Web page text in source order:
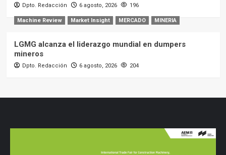
Dpto. Redacción 6 agosto, 2026 196
Machine Review Market Insight MERCADO MINERIA
LGMG alcanza el liderazgo mundial en dumpers
mineros
Dpto. Redacción 6 agosto, 2026 204